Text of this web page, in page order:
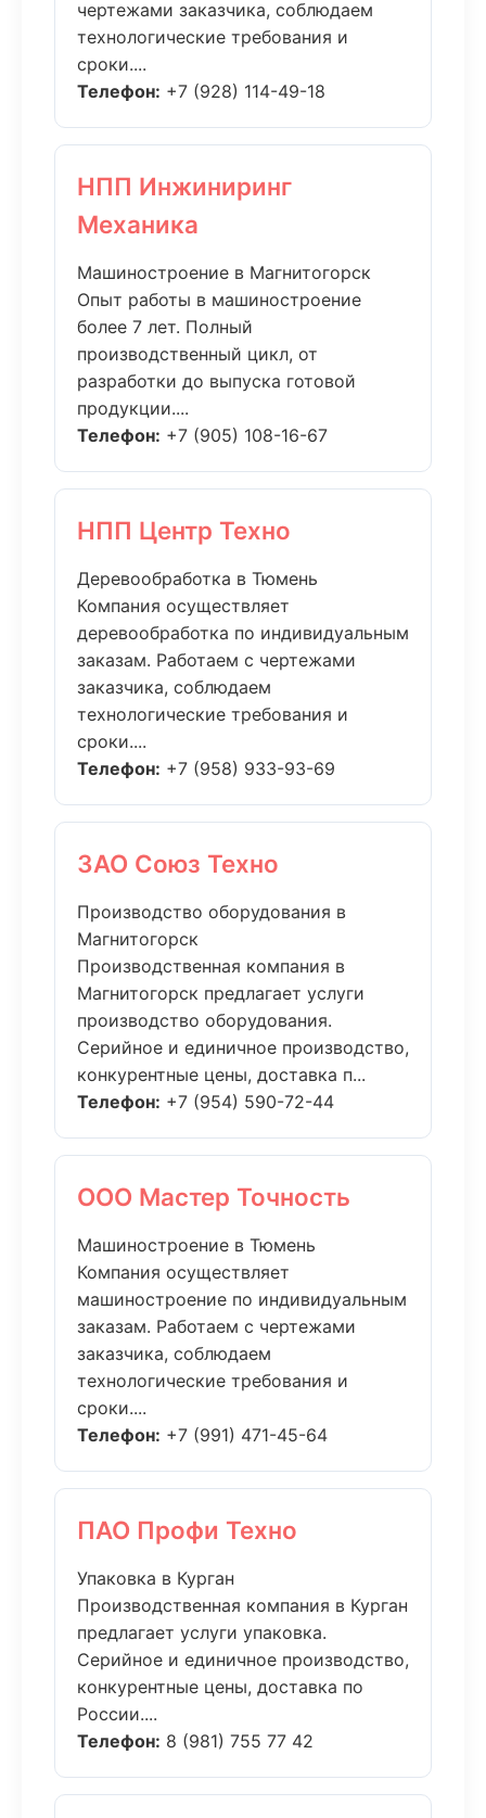
чертежами заказчика, соблюдаем
технологические требования и
сроки....
Телефон: +7 (928) 114-49-18
НПП Инжиниринг
Механика
Машиностроение в Магнитогорск
Опыт работы в машиностроение
более 7 лет. Полный
производственный цикл, от
разработки до выпуска готовой
продукции....
Телефон: +7 (905) 108-16-67
НПП Центр Техно
Деревообработка в Тюмень
Компания осуществляет
деревообработка по индивидуальным
заказам. Работаем с чертежами
заказчика, соблюдаем
технологические требования и
сроки....
Телефон: +7 (958) 933-93-69
ЗАО Союз Техно
Производство оборудования в
Магнитогорск
Производственная компания в
Магнитогорск предлагает услуги
производство оборудования.
Серийное и единичное производство,
конкурентные цены, доставка п...
Телефон: +7 (954) 590-72-44
ООО Мастер Точность
Машиностроение в Тюмень
Компания осуществляет
машиностроение по индивидуальным
заказам. Работаем с чертежами
заказчика, соблюдаем
технологические требования и
сроки....
Телефон: +7 (991) 471-45-64
ПАО Профи Техно
Упаковка в Курган
Производственная компания в Курган
предлагает услуги упаковка.
Серийное и единичное производство,
конкурентные цены, доставка по
России....
Телефон: 8 (981) 755 77 42